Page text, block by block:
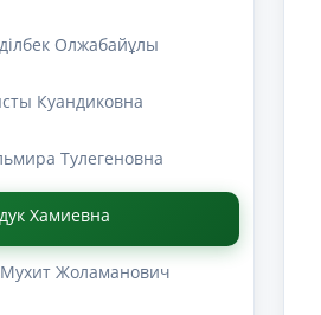
Олжабайұлы
Куандиковна
Тулегеновна
Хамиевна
Жоламанович